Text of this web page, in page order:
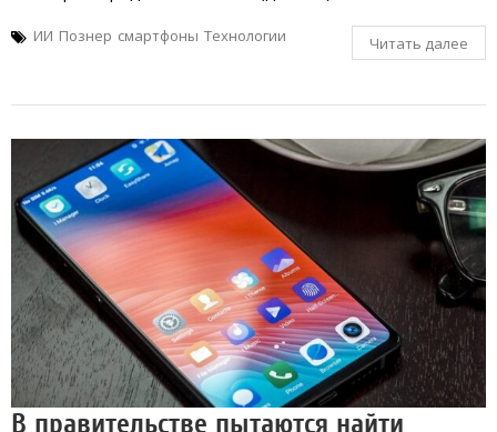
ИИ Познер смартфоны Технологии Читать далее
В правительстве пытаются найти